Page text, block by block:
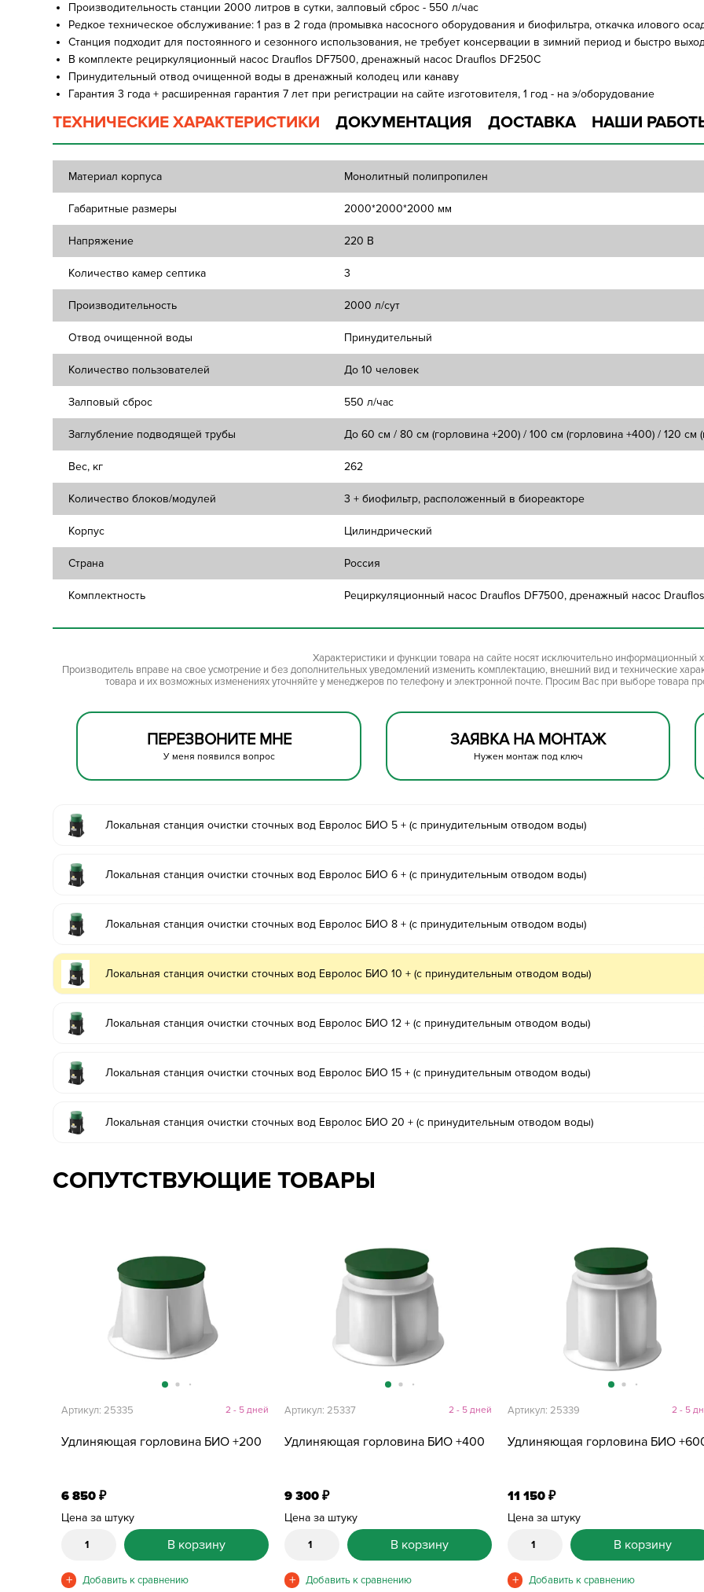
Производительность станции 2000 литров в сутки, залповый сброс - 550 л/час
Редкое техническое обслуживание: 1 раз в 2 года (промывка насосного оборудования и биофильтра, откачка илового
Станция подходит для постоянного и сезонного использования, не требует консервации в зимний период и быстро
В комплекте рециркуляционный насос Drauflos DF7500, дренажный насос Drauflos DF250C
Принудительный отвод очищенной воды в дренажный колодец или канаву
Гарантия 3 года + расширенная гарантия 7 лет при регистрации на сайте изготовителя, 1 год - на э/оборудование
ТЕХНИЧЕСКИЕ ХАРАКТЕРИСТИКИ ДОКУМЕНТАЦИЯ ДОСТАВКА НАШИ
Материал корпуса Монолитный полипропилен
Габаритные размеры 2000*2000*2000 мм
Напряжение 220 В
Количество камер септика 3
Производительность 2000 л/сут
Отвод очищенной воды Принудительный
Количество пользователей До 10 человек
Залповый сброс 550 л/час
Заглубление подводящей трубы До 60 см / 80 см (горловина +200) / 100 см (горловина +400) / 120 см
Вес, кг 262
Количество блоков/модулей 3 + биофильтр, расположенный в биореакторе
Корпус Цилиндрический
Страна Россия
Комплектность Рециркуляционный насос Drauflos DF7500, дренажный насос
Характеристики и функции товара на сайте носят исключительно информационный
Производитель вправе на свое усмотрение и без дополнительных уведомлений изменить комплектацию, внешний вид и технические
товара и их возможных изменениях уточняйте у менеджеров по телефону и электронной почте. Просим Вас при выборе товара
ПЕРЕЗВОНИТЕ МНЕ
У меня появился вопрос
ЗАЯВКА НА МОНТАЖ
Нужен монтаж под ключ
Локальная станция очистки сточных вод Евролос БИО 5 + (с принудительным отводом воды)
Локальная станция очистки сточных вод Евролос БИО 6 + (с принудительным отводом воды)
Локальная станция очистки сточных вод Евролос БИО 8 + (с принудительным отводом воды)
Локальная станция очистки сточных вод Евролос БИО 10 + (с принудительным отводом воды)
Локальная станция очистки сточных вод Евролос БИО 12 + (с принудительным отводом воды)
Локальная станция очистки сточных вод Евролос БИО 15 + (с принудительным отводом воды)
Локальная станция очистки сточных вод Евролос БИО 20 + (с принудительным отводом воды)
СОПУТСТВУЮЩИЕ ТОВАРЫ
Удлиняющая горловина БИО +200
Артикул: 25335 2 - 5 дней
6 850₽
Цена за штуку
В корзину
Удлиняющая горловина БИО +400
Артикул: 25337 2 - 5 дней
9 300₽
Цена за штуку
В корзину
Удлиняющая горловина БИО
Артикул: 25339 2 - 5
11 150₽
Цена за штуку
В корзину